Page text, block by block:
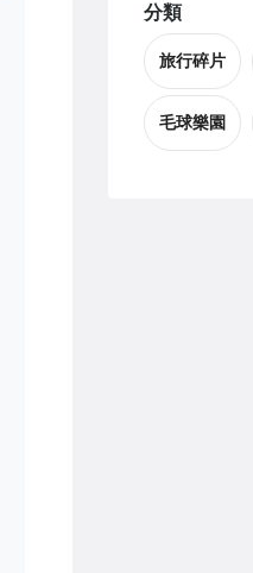
分類
旅行碎片
毛球樂園